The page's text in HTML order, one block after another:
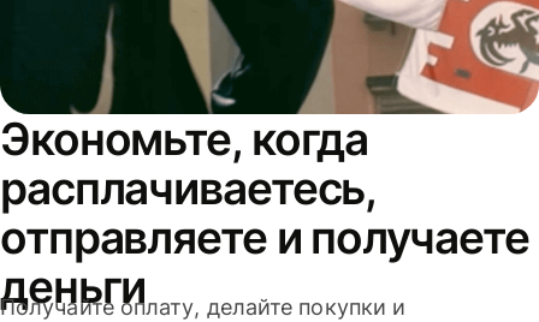
Экономьте, когда
расплачиваетесь,
отправляете и получаете
деньги
Получайте оплату, делайте покупки и